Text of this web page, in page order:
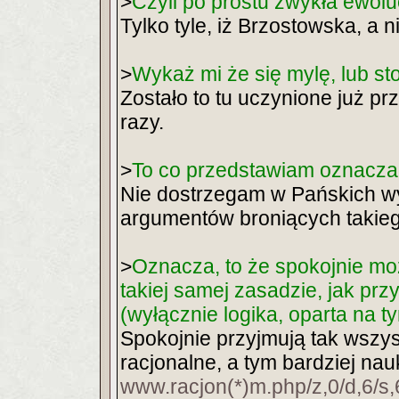
Tylko tyle, iż Brzostowska, a
>Wykaż mi że się mylę, lub
Zostało to tu uczynione już
razy.
>To co przedstawiam
Nie dostrzegam w Pańskich
argumentów broniących
>Oznacza, to że spokojnie
takiej samej zasadzie, jak
(wyłącznie logika, oparta na
Spokojnie przyjmują tak
racjonalne, a tym bardziej
www.racjon(*)m.php/z,0/d,6/